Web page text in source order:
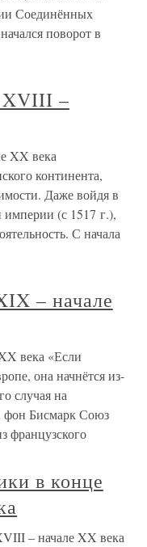
Соединённых
поворот в
XVIII –
XX века
континента,
Даже войдя в
империи (с 1517 г.),
С начала
– начале
века «Если
она начнётся из-
случая на
фон Бисмарк Союз
французского
в конце
– начале XX века